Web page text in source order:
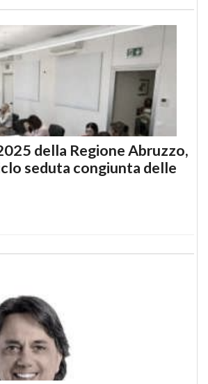
della Regione Abruzzo,
seduta congiunta delle